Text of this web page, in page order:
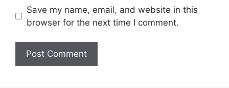
Save my name, email, and website in this
browser for the next time I comment.